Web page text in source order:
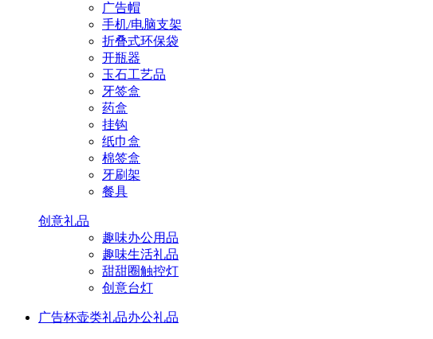
广告帽
手机/电脑支架
折叠式环保袋
开瓶器
玉石工艺品
牙签盒
药盒
挂钩
纸巾盒
棉签盒
牙刷架
餐具
创意礼品
趣味办公用品
趣味生活礼品
甜甜圈触控灯
创意台灯
广告杯壶类礼品办公礼品